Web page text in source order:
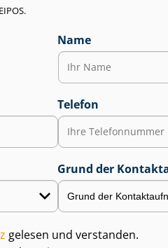
Name
Telefon
Grund der
gelesen und verstanden.